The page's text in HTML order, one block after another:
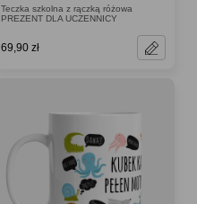
Teczka szkolna z rączką różowa
PREZENT DLA UCZENNICY
69,90 zł